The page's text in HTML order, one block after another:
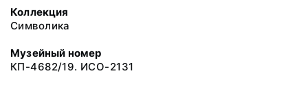
Коллекция
Символика
Музейный номер
КП-4682/19. ИСО-2131